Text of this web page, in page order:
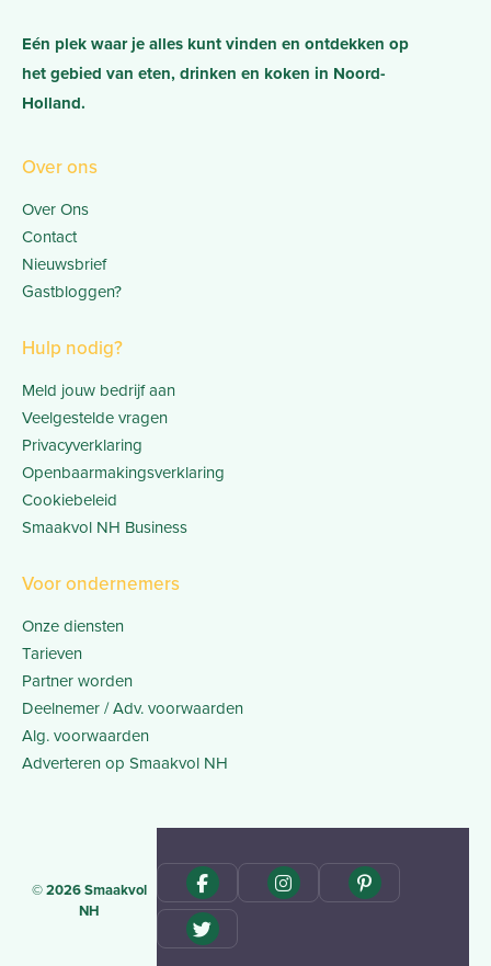
Eén plek waar je alles kunt vinden en ontdekken op
het gebied van eten, drinken en koken in Noord-
Holland.
Over ons
Over Ons
Contact
Nieuwsbrief
Gastbloggen?
Hulp nodig?
Meld jouw bedrijf aan
Veelgestelde vragen
Privacyverklaring
Openbaarmakingsverklaring
Cookiebeleid
Smaakvol NH Business
Voor ondernemers
Onze diensten
Tarieven
Partner worden
Deelnemer / Adv. voorwaarden
Alg. voorwaarden
Adverteren op Smaakvol NH
© 2026 Smaakvol
NH